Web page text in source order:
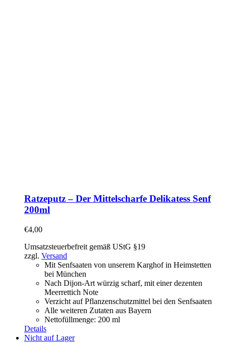
Ratzeputz – Der Mittelscharfe Delikatess Senf
200ml
€4,00
Umsatzsteuerbefreit gemäß UStG §19
zzgl. Versand
Mit Senfsaaten von unserem Karghof in Heimstetten
bei München
Nach Dijon-Art würzig scharf, mit einer dezenten
Meerrettich Note
Verzicht auf Pflanzenschutzmittel bei den Senfsaaten
Alle weiteren Zutaten aus Bayern
Nettofüllmenge: 200 ml
Details
Nicht auf Lager